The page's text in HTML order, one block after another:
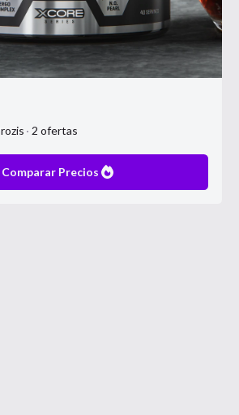
Prozis 2 ofertas
Comparar Precios